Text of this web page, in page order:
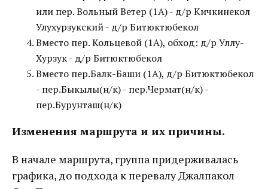
или пер. Вольный Ветер (1А) - д/р Кичкинекол
Улухурзукский - д/р Битюктюбекол
Вместо пер. Кольцевой (1А), обход: д/р Уллу-
Хурзук - д/р Битюктюбекол
Вместо пер.Балк-Баши (1А), д/р Битюктюбекол
- пер.Быкылы(н/к) - пер.Чермат(н/к) -
пер.Бурунташ(н/к)
Изменения маршрута и их причины.
В начале маршрута, группа придерживалась
графика, до подхода к перевалу Джалпакол